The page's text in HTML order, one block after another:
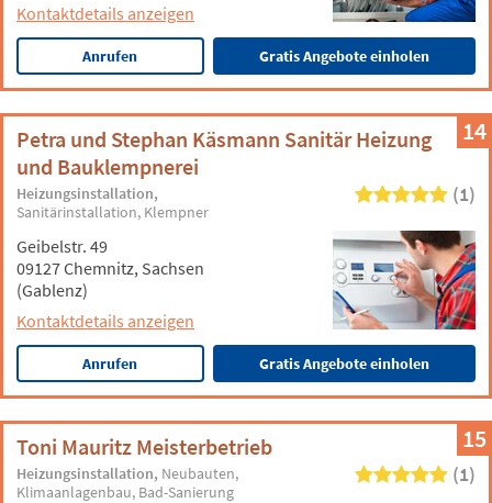
Kontaktdetails anzeigen
Anrufen Gratis Angebote einholen
14
Petra und Stephan Käsmann Sanitär Heizung
und Bauklempnerei
Heizungsinstallation
Sanitärinstallation Klempner
(1)
Geibelstr. 49
09127 Chemnitz, Sachsen
(Gablenz)
Kontaktdetails anzeigen
Anrufen Gratis Angebote einholen
15
Toni Mauritz Meisterbetrieb
Heizungsinstallation Neubauten
Klimaanlagenbau Bad-Sanierung
(1)